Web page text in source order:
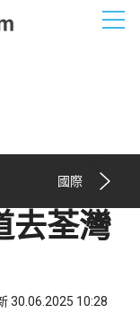
國際
去荃灣
30.06.2025 10:28